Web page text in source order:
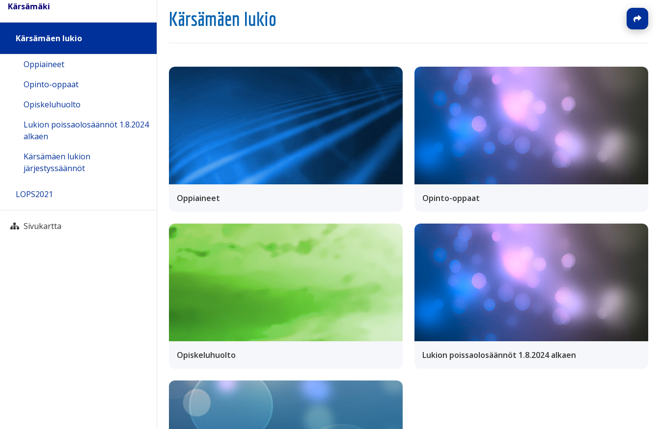
Kärsämäen lukio
Oppiaineet Opinto-oppaat
Opiskeluhuolto Lukion poissaolosäännöt 1.8.2024 alkaen
Kärsämäki
Kärsämäen lukio
Oppiaineet
Opinto-oppaat
Opiskeluhuolto
Lukion poissaolosäännöt 1.8.2024
alkaen
Kärsämäen lukion
järjestyssäännöt
LOPS2021
Sivukartta